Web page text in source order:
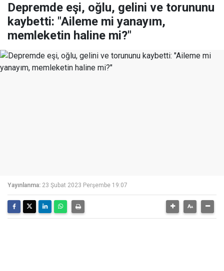
Depremde eşi, oğlu, gelini ve torununu
kaybetti: "Aileme mi yanayım,
memleketin haline mi?"
Yayınlanma: 23 Şubat 2023 Perşembe 19:07